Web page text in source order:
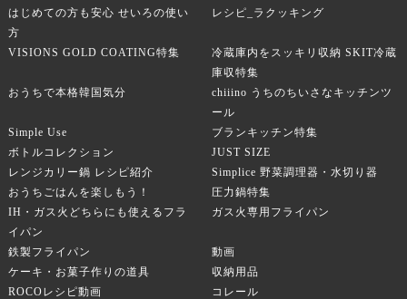
はじめての方も安心 せいろの使い
方
レシピ_ラクッキング
VISIONS GOLD COATING特集
冷蔵庫内をスッキリ収納 SKIT冷蔵
庫収特集
おうちで本格韓国気分
chiiino うちのちいさなキッチンツ
ール
Simple Use
ブランキッチン特集
ボトルコレクション
JUST SIZE
レンジカリー鍋 レシピ紹介
Simplice 野菜調理器・水切り器
おうちごはんを楽しもう！
圧力鍋特集
IH・ガス火どちらにも使えるフラ
イパン
ガス火専用フライパン
鉄製フライパン
動画
ケーキ・お菓子作りの道具
収納用品
ROCOレシピ動画
コレール